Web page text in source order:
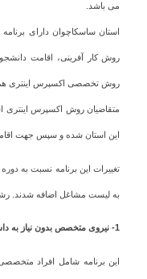
می باشد.
استان ساسکاچوان دارای
روش کار آفرینی، اقامت
روش تخصصی اکسپرس اینتری هم
متقاضیان روش اکسپرس اینتری
این استان شده و سپس جهت
تغییرات این برنامه نسبت به
به لیست مشاغل اضافه شدند.
1- نیروی متخصص بدون نیاز به داشتن پیشنهاد شغلی
این برنامه شامل افراد